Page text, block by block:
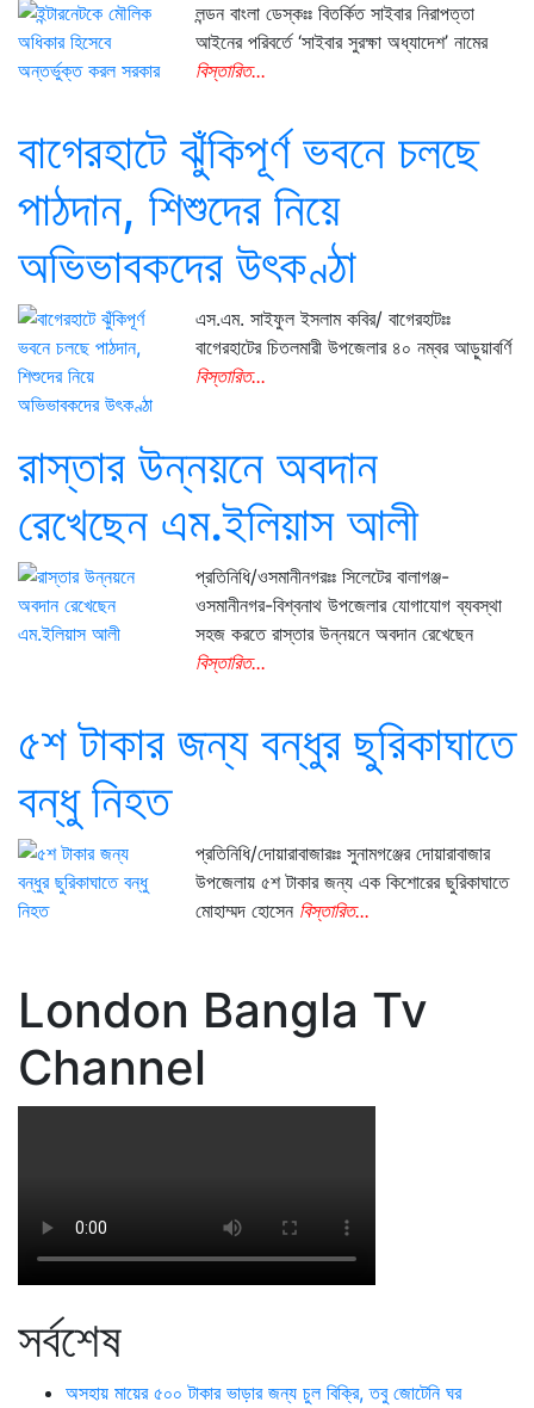
লন্ডন বাংলা ডেস্কঃঃ বিতর্কিত সাইবার নিরাপত্তা
আইনের পরিবর্তে ‘সাইবার সুরক্ষা অধ্যাদেশ’ নামের
বিস্তারিত...
বাগেরহাটে ঝুঁকিপূর্ণ ভবনে চলছে
পাঠদান, শিশুদের নিয়ে
অভিভাবকদের উৎকণ্ঠা
এস.এম. সাইফুল ইসলাম কবির/ বাগেরহাটঃঃ
বাগেরহাটের চিতলমারী উপজেলার ৪০ নম্বর আড়ুয়াবর্ণি
বিস্তারিত...
রাস্তার উন্নয়নে অবদান
রেখেছেন এম.ইলিয়াস আলী
প্রতিনিধি/ওসমানীনগরঃঃ সিলেটের বালাগঞ্জ-
ওসমানীনগর-বিশ্বনাথ উপজেলার যোগাযোগ ব্যবস্থা
সহজ করতে রাস্তার উন্নয়নে অবদান রেখেছেন
বিস্তারিত...
৫শ টাকার জন্য বন্ধুর ছুরিকাঘাতে
বন্ধু নিহত
প্রতিনিধি/দোয়ারাবাজারঃঃ সুনামগঞ্জের দোয়ারাবাজার
উপজেলায় ৫শ টাকার জন্য এক কিশোরের ছুরিকাঘাতে
মোহাম্মদ হোসেন বিস্তারিত...
London Bangla Tv
Channel
সর্বশেষ
অসহায় মায়ের ৫০০ টাকার ভাড়ার জন্য চুল বিক্রি, তবু জোটেনি ঘর